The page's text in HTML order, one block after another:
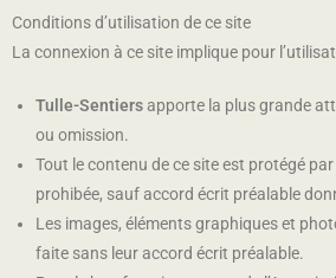
Conditions d’utilisation de ce site
La connexion à ce site implique pour
Tulle-Sentiersapporte la plus grande
ou omission.
Tout le contenu de ce site est protégé
prohibée, sauf accord écrit préalable
Les images, éléments graphiques et
faite sans leur accord écrit préalable.